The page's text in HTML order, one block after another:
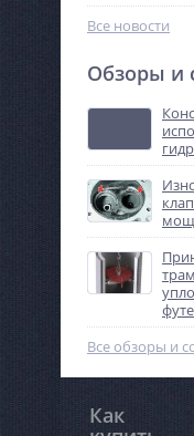
Все новости
Обзоры и
Все обзоры и
Как